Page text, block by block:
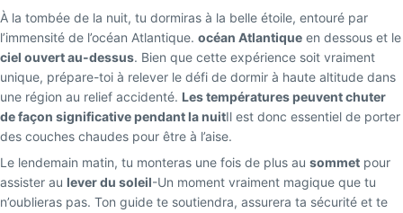
À la tombée de la nuit, tu dormiras à la belle étoile, entouré par
l’immensité de l’océan Atlantique. océan Atlantique en dessous et le
ciel ouvert au-dessus. Bien que cette expérience soit vraiment
unique, prépare-toi à relever le défi de dormir à haute altitude dans
une région au relief accidenté. Les températures peuvent chuter
de façon significative pendant la nuitIl est donc essentiel de porter
des couches chaudes pour être à l’aise.
Le lendemain matin, tu monteras une fois de plus au sommet pour
assister au lever du soleil-Un moment vraiment magique que tu
n’oublieras pas. Ton guide te soutiendra, assurera ta sécurité et te